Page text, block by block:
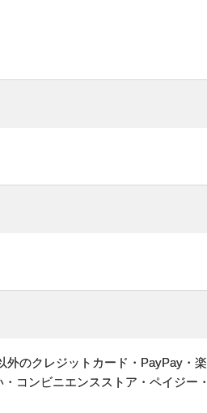
のクレジットカード・PayPay・
コンビニエンスストア・ペイジー